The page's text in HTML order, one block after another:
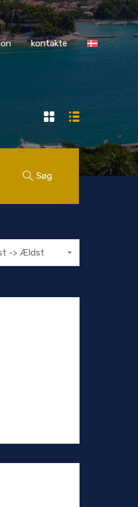
kontakte
kontakte
Søg
-> Ældst